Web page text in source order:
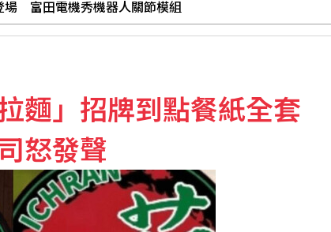
場 富田電機秀機器人關節模組
里艦檢視戰力防護及應變作為
報！藍委揭董事名單
麵」招牌到點餐紙全套
怒發聲